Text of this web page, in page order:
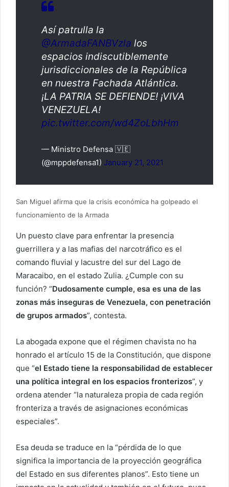
Así patrulla la
@ArmadaFANBVzla los
espacios indiscutiblemente
jurisdiccionales de la República
en nuestra Fachada Atlántica.
¡LA PATRIA SE DEFIENDE! ¡VIVA
VENEZUELA!
pic.twitter.com/wd4ZoLbhHm
— Ministro Defensa 🇻🇪
(@mppdefensa1) January 21, 2021
San Miguel afirma que la crisis económica ha golpeado el
funcionamiento de la Armada
Un puesto clave para enfrentar la presencia
guerrillera y a las mafias del narcotráfico es el
comando fluvial y lacustre del sur del Lago de
Maracaibo, en el estado Zulia. ¿Cumple con su
función? “Dudosamente cumple, esa es una de las
zonas más inseguras de Venezuela, con penetración
de grupos armados”, contesta.
La abogada expone que el régimen chavista no ha
honrado el artículo 15 de la Constitución, que dispone
que “el Estado tiene la responsabilidad de establecer
una política integral en los espacios fronterizos”, y
ordena atender “la naturaleza propia de cada región
fronteriza a través de asignaciones económicas
especiales”.
Esa deuda se traduce en la “pérdida de lo que
significa la importancia de la proyección geográfica
del Estado en sus diferentes planos”. Esto tiene un